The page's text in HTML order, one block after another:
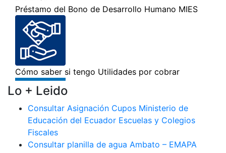
Lo + Leido
Consultar Asignación Cupos Ministerio de
Educación del Ecuador Escuelas y Colegios
Fiscales
Consultar planilla de agua Ambato – EMAPA